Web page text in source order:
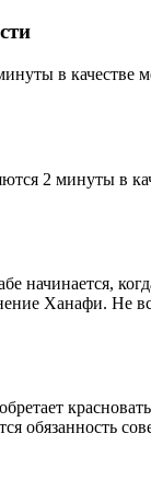
в качестве
2 минуты в
начинается,
Ханафи. Не
обязанность